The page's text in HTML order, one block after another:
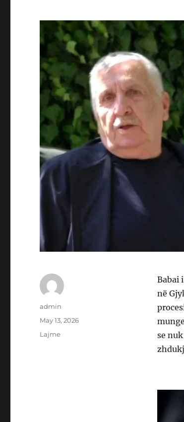
Babai
në
se
Author
admin
Posted
May 13, 2026
Categories
Lajme